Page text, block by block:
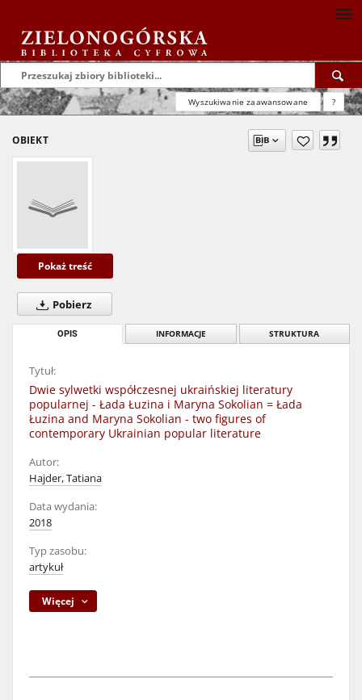
Wyszukiwanie zaawansowane ?
OBIEKT
Pokaż treść
Pobierz
OPIS INFORMACJE STRUKTURA
Tytuł:
Dwie sylwetki współczesnej ukraińskiej literatury
popularnej - Łada Łuzina i Maryna Sokolian = Łada
Łuzina and Maryna Sokolian - two figures of
contemporary Ukrainian popular literature
Autor:
Hajder, Tatiana
Data wydania:
2018
Typ zasobu:
artykuł
Więcej